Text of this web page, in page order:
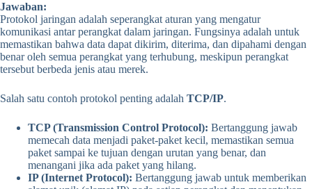
Jawaban:
Protokol jaringan adalah seperangkat aturan yang mengatur
komunikasi antar perangkat dalam jaringan. Fungsinya adalah untuk
memastikan bahwa data dapat dikirim, diterima, dan dipahami dengan
benar oleh semua perangkat yang terhubung, meskipun perangkat
tersebut berbeda jenis atau merek.
Salah satu contoh protokol penting adalah TCP/IP.
TCP (Transmission Control Protocol): Bertanggung jawab
memecah data menjadi paket-paket kecil, memastikan semua
paket sampai ke tujuan dengan urutan yang benar, dan
menangani jika ada paket yang hilang.
IP (Internet Protocol): Bertanggung jawab untuk memberikan